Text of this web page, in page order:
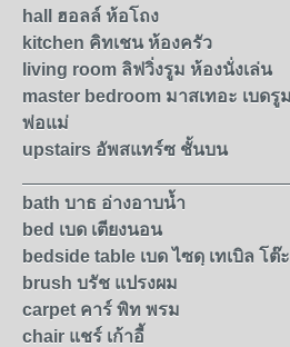
hall
ฮอลล์ ห้อโถง
kitchen คิทเชน ห้องครัว
living room ลิฟวิ่งรูม ห้องนั่งเล่น
master bedroom มาสเทอะ เบด
พ่อแม่
upstairs อัพสแทร์ซ ชั้นบน
Things in
bath บาธ อ่างอาบนํ้า
bed เบด เตียงนอน
bedside table เบด ไซดฺ เทเบิล โต๊
brush บรัช แปรงผม
carpet คาร์ พิท พรม
chair แชร์ เก้าอี้